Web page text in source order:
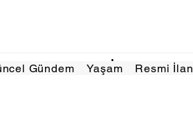
Gündem Yaşam Resmi İlan